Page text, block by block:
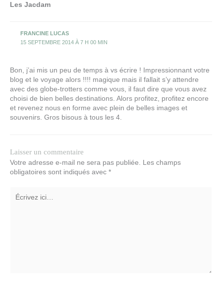
Les Jacdam
FRANCINE LUCAS
15 SEPTEMBRE 2014 À 7 H 00 MIN
Bon, j’ai mis un peu de temps à vs écrire ! Impressionnant votre
blog et le voyage alors !!!! magique mais il fallait s’y attendre
avec des globe-trotters comme vous, il faut dire que vous avez
choisi de bien belles destinations. Alors profitez, profitez encore
et revenez nous en forme avec plein de belles images et
souvenirs. Gros bisous à tous les 4.
Laisser un commentaire
Votre adresse e-mail ne sera pas publiée.
Les champs
obligatoires sont indiqués avec *
ici…